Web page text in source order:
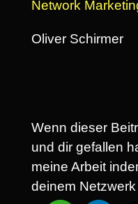
Network
Oliver Schirmer
Wenn dieser
und dir gefallen
meine Arbeit
deinem Netzwerk